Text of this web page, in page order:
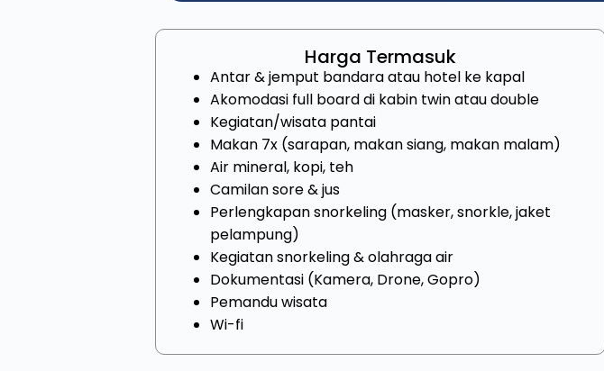
Harga Termasuk
Antar & jemput bandara atau hotel ke kapal
Akomodasi full board di kabin twin atau double
Kegiatan/wisata pantai
Makan 7x (sarapan, makan siang, makan malam)
Air mineral, kopi, teh
Camilan sore & jus
Perlengkapan snorkeling (masker, snorkle, jaket
pelampung)
Kegiatan snorkeling & olahraga air
Dokumentasi (Kamera, Drone, Gopro)
Pemandu wisata
Wi-fi